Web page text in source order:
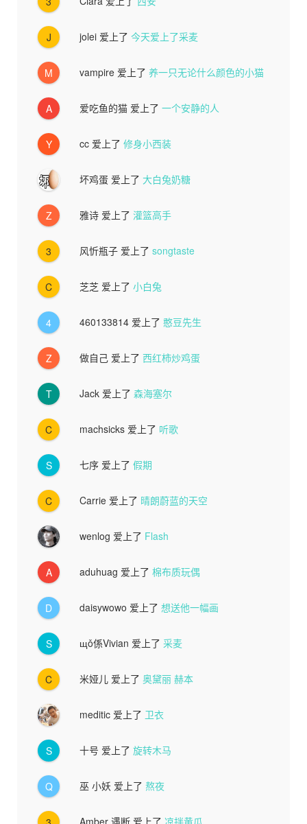
J jolei 爱上了今天爱上了采麦
M vampire 爱上了养一只无论什么颜色的小猫
A 爱吃鱼的猫 爱上了一个安静的人
Y cc 爱上了修身小西装
坏鸡蛋 爱上了大白兔奶糖
Z 雅诗 爱上了灌篮高手
3 风忻瓶子 爱上了songtaste
C 芝芝 爱上了小白兔
4 460133814 爱上了憨豆先生
Z 做自己 爱上了西红柿炒鸡蛋
T Jack 爱上了森海塞尔
C machsicks 爱上了 听歌
S 七序 爱上了假期
C Carrie 爱上了 晴朗蔚蓝的天空
wenlog 爱上了 Flash
A aduhuag 爱上了棉布质玩偶
D daisywowo 爱上了想送他一幅画
S щǒ係Vivian 爱上了采麦
C 米娅儿 爱上了奥黛丽 赫本
meditic 爱上了 卫衣
S 十号 爱上了旋转木马
Q 巫 小妖 爱上了熬夜
Amber 遇断 爱上了凉拌黄瓜